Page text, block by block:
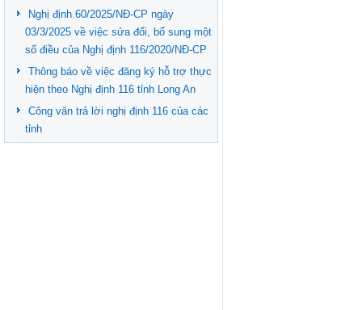
Nghị định 60/2025/NĐ-CP ngày
03/3/2025 về việc sửa đổi, bổ sung một
số điều của Nghị định 116/2020/NĐ-CP
Thông báo về việc đăng ký hỗ trợ thực
hiện theo Nghị định 116 tỉnh Long An
Công văn trả lời nghị định 116 của các
tỉnh